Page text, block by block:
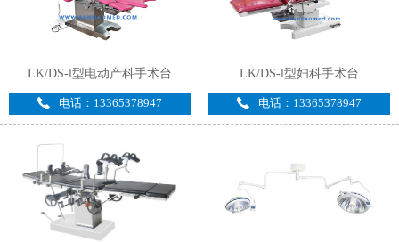
LK/DS-l型电动产科手术台
电话：13365378947
LK/DS-l型妇科手术台
电话：13365378947